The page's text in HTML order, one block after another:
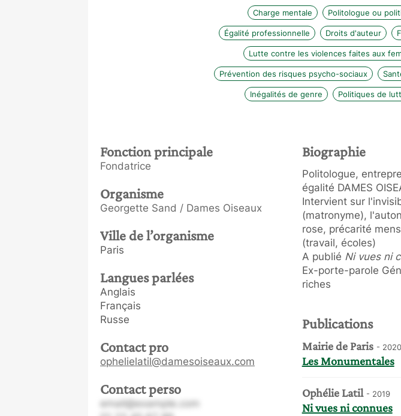
Charge mentale Politologue ou
Égalité professionnelle Droits d'auteur
Lutte contre les violences faites aux
Prévention des risques psycho-sociaux
Inégalités de genre Politiques de
Fonction principale
Fondatrice
Organisme
Georgette Sand / Dames Oiseaux
Ville de l’organisme
Paris
Langues parlées
Anglais
Français
Russe
Contact pro
ophelielatil@damesoiseaux.com
Contact perso
email@example.com
Biographie
Politologue,
égalité DAMES
Intervient sur
(matronyme),
rose, précarité
(travail, écoles)
A publié Ni vues ni
Ex-porte-parole
riches
Publications
Mairie de Paris - 2020
Les Monumentales
Ophélie Latil - 2019
Ni vues ni connues